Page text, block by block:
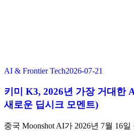
AI & Frontier Tech2026-07-21
키미 K3, 2026년 가장 거대한
새로운 딥시크 모멘트)
중국 Moonshot AI가 2026년 7월 16